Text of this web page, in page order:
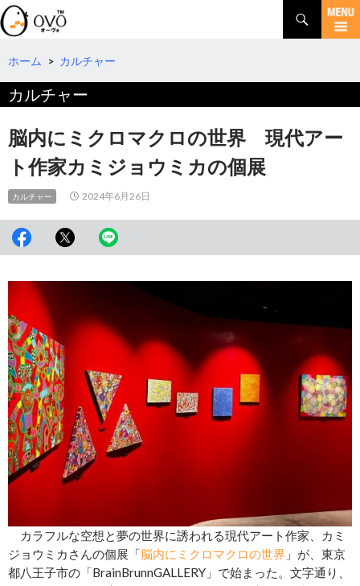
検
索
コ
テ
ツ
へ
動
ホーム > カルチャー
カルチャー
脳内にミクロマクロの世界 現代アー
ト作家カミジョウミカの個展
カルチャー 2024年6月26日
カラフルな空想と夢の世界に誘われる現代アート作家、カミ
ジョウミカさんの個展「脳内にミクロマクロの世界 」が、東京
都八王子市の「BrainBrunnGALLERY」で始まった。文字通り、